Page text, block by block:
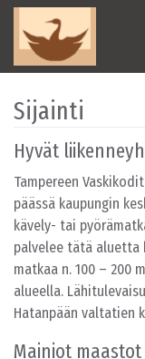
Skip to content
Main Navigation
Sijainti
Hyvät
Tampereen
päässä kaupungin
kävely- tai
palvelee tätä aluetta
matkaa n. 100 – 200
alueella.
Hatanpään valtatien
Mainiot maastot